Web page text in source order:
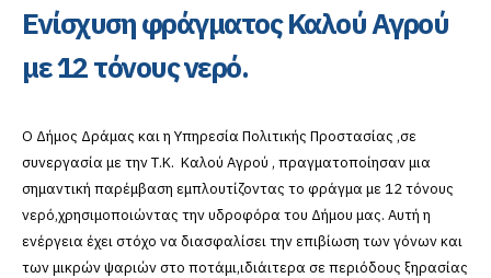
Ενίσχυση φράγματος Καλού Αγρού
με 12 τόνους νερό.
Ο Δήμος Δράμας και η Υπηρεσία Πολιτικής Προστασίας ,σε
συνεργασία με την Τ.Κ. Καλού Αγρού , πραγματοποίησαν μια
σημαντική παρέμβαση εμπλουτίζοντας το φράγμα με 12 τόνους
νερό,χρησιμοποιώντας την υδροφόρα του Δήμου μας. Αυτή η
ενέργεια έχει στόχο να διασφαλίσει την επιβίωση των γόνων και
των μικρών ψαριών στο ποτάμι,ιδιάιτερα σε περιόδους ξηρασίας